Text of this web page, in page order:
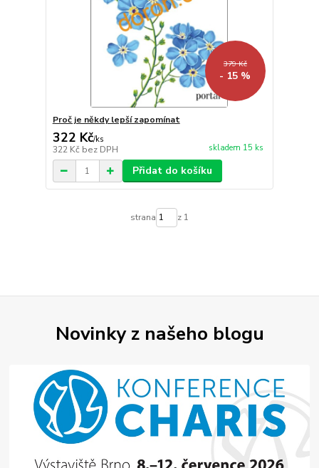
379 Kč
- 15 %
Proč je někdy lepší zapomínat
322 Kč/ks
322 Kč bez DPH skladem 15 ks
Přidat do košíku
strana z 1
Novinky z našeho blogu